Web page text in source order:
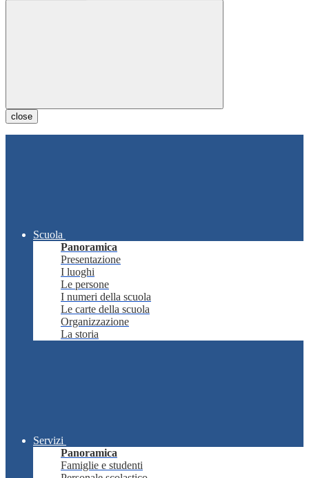
close
Scuola
Panoramica
Presentazione
I luoghi
Le persone
I numeri della scuola
Le carte della scuola
Organizzazione
La storia
Servizi
Panoramica
Famiglie e studenti